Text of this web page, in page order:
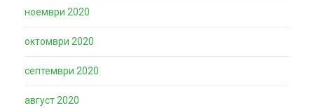
ноември 2020
октомври 2020
септември 2020
август 2020